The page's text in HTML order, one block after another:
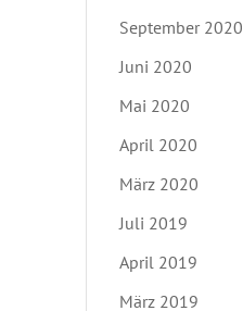
September 2020
Juni 2020
Mai 2020
April 2020
März 2020
Juli 2019
April 2019
März 2019